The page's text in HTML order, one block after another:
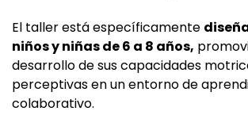
El taller está específicamente
niños y niñas de 6 a 8 años,
desarrollo de sus capacidades
perceptivas en un entorno de
colaborativo.